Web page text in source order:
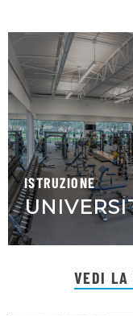
ISTRUZIONE
VEDI LA